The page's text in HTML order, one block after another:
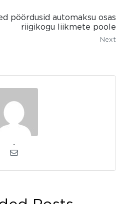
pöördusid automaksu osas
riigikogu liikmete poole
Next